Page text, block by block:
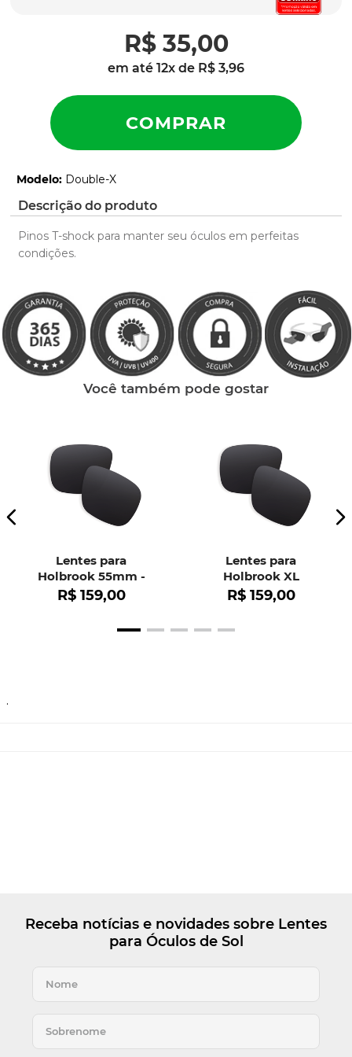
R$ 35,00
em até 12x de R$ 3,96
Modelo: Double-X
Descrição do produto
Pinos T-shock para manter seu óculos em perfeitas
condições.
Você também pode gostar
Lentes para
Holbrook 55mm -
OO9102
R$ 159,00
Lentes para
Holbrook XL
R$ 159,00
.
Receba notícias e novidades sobre Lentes
para Óculos de Sol